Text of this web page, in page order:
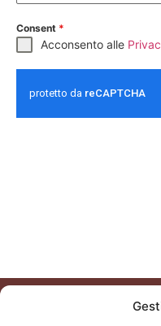
Consent *
Acconsento alle